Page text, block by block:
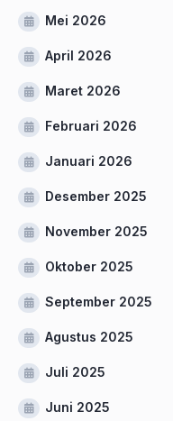
Mei 2026
April 2026
Maret 2026
Februari 2026
Januari 2026
Desember 2025
November 2025
Oktober 2025
September 2025
Agustus 2025
Juli 2025
Juni 2025